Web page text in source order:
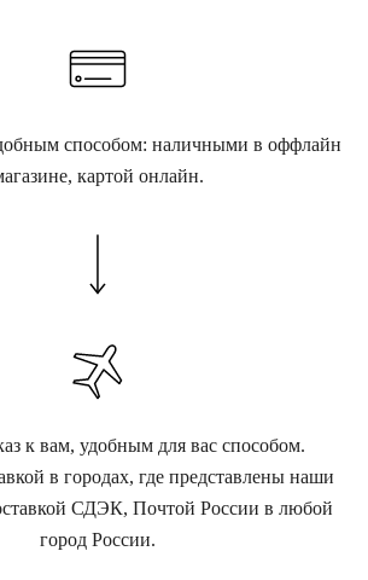
способом: наличными в оффлайн
картой онлайн.
к вам, удобным для вас способом.
в городах, где представлены наши
СДЭК, Почтой России в любой
город России.